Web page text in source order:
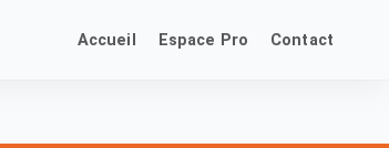
Accueil Espace Pro Contact